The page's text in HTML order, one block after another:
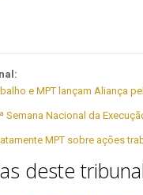
e MPT lançam Aliança
Semana Nacional da
MPT sobre ações
deste tribunal